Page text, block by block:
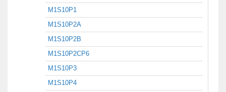
M1S10P1
M1S10P2A
M1S10P2B
M1S10P2CP6
M1S10P3
M1S10P4